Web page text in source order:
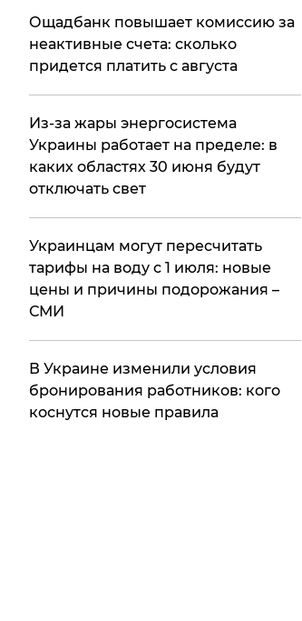
​Ощадбанк повышает комиссию за
неактивные счета: сколько
придется платить с августа
Из-за жары энергосистема
Украины работает на пределе: в
каких областях 30 июня будут
отключать свет
Украинцам могут пересчитать
тарифы на воду с 1 июля: новые
цены и причины подорожания –
СМИ
В Украине изменили условия
бронирования работников: кого
коснутся новые правила